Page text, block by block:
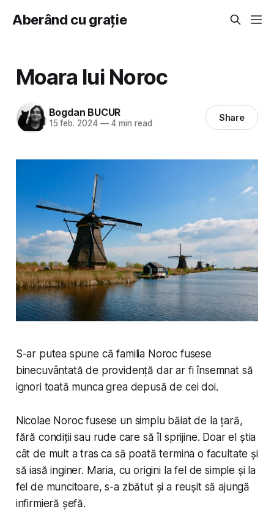
Aberând cu grație
Moara lui Noroc
Bogdan BUCUR
15 feb. 2024 —4 min read Share
S-ar putea spune că familia Noroc fusese
binecuvântată de providență dar ar fi însemnat să
ignori toată munca grea depusă de cei doi.
Nicolae Noroc fusese un simplu băiat de la țară,
fără condiții sau rude care să îl sprijine. Doar el știa
cât de mult a tras ca să poată termina o facultate și
să iasă inginer. Maria, cu origini la fel de simple și la
fel de muncitoare, s-a zbătut și a reușit să ajungă
infirmieră șefă.